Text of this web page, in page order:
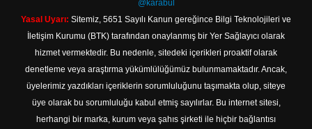
@karabul
Yasal Uyarı: Sitemiz, 5651 Sayılı Kanun gereğince Bilgi Teknolojileri ve
İletişim Kurumu (BTK) tarafından onaylanmış bir Yer Sağlayıcı olarak
hizmet vermektedir. Bu nedenle, sitedeki içerikleri proaktif olarak
denetleme veya araştırma yükümlülüğümüz bulunmamaktadır. Ancak,
üyelerimiz yazdıkları içeriklerin sorumluluğunu taşımakta olup, siteye
üye olarak bu sorumluluğu kabul etmiş sayılırlar. Bu internet sitesi,
herhangi bir marka, kurum veya şahıs şirketi ile hiçbir bağlantısı